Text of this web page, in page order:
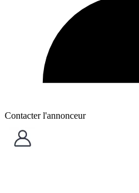
Contacter l'annonceur